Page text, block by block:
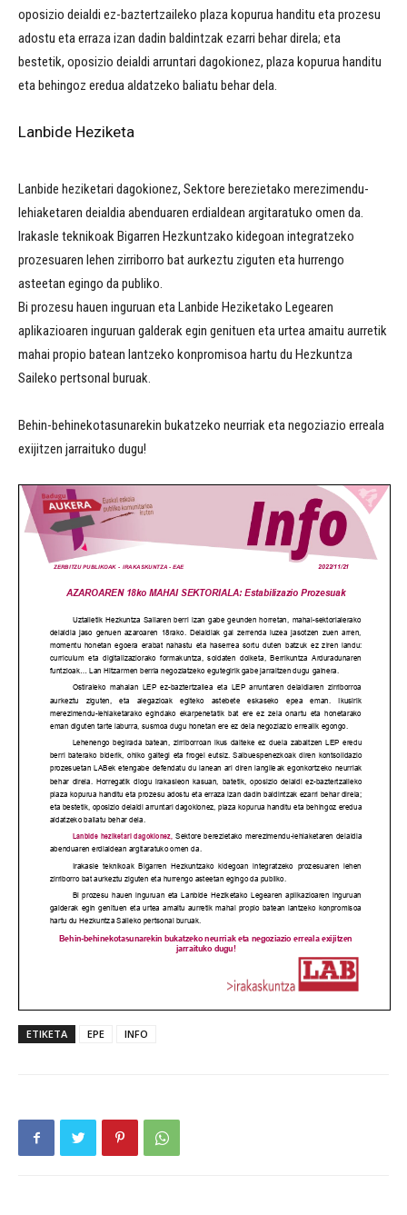
oposizio deialdi ez-baztertzaileko plaza kopurua handitu eta prozesu
adostu eta erraza izan dadin baldintzak ezarri behar direla; eta
bestetik, oposizio deialdi arruntari dagokionez, plaza kopurua handitu
eta behingoz eredua aldatzeko baliatu behar dela.
Lanbide Heziketa
Lanbide heziketari dagokionez, Sektore berezietako merezimendu-
lehiaketaren deialdia abenduaren erdialdean argitaratuko omen da.
Irakasle teknikoak Bigarren Hezkuntzako kidegoan integratzeko
prozesuaren lehen zirriborro bat aurkeztu ziguten eta hurrengo
asteetan egingo da publiko.
Bi prozesu hauen inguruan eta Lanbide Heziketako Legearen
aplikazioaren inguruan galderak egin genituen eta urtea amaitu aurretik
mahai propio batean lantzeko konpromisoa hartu du Hezkuntza
Saileko pertsonal buruak.
Behin-behinekotasunarekin bukatzeko neurriak eta negoziazio erreala
exijitzen jarraituko dugu!
ETIKETA EPE INFO